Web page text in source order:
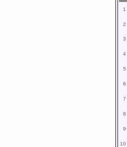
1
2
3
4
5
6
7
8
9
10